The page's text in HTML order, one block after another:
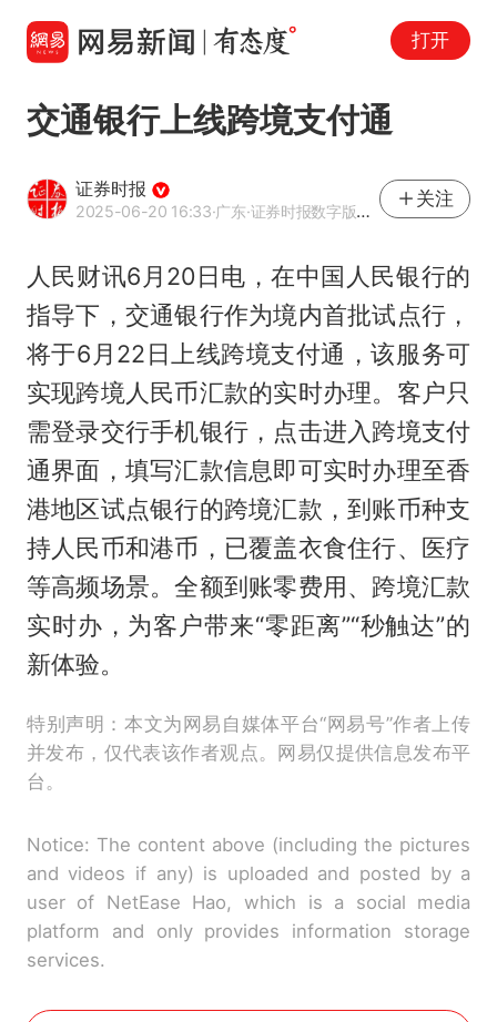
打开
交通银行上线跨境支付通
证券时报
2025-06-20 16:33·广东·证券时报数字版官方网易号
关注
人民财讯6月20日电，在中国人民银行的
指导下，交通银行作为境内首批试点行，
将于6月22日上线跨境支付通，该服务可
实现跨境人民币汇款的实时办理。客户只
需登录交行手机银行，点击进入跨境支付
通界面，填写汇款信息即可实时办理至香
港地区试点银行的跨境汇款，到账币种支
持人民币和港币，已覆盖衣食住行、医疗
等高频场景。全额到账零费用、跨境汇款
实时办，为客户带来“零距离”“秒触达”的
新体验。
特别声明：本文为网易自媒体平台“网易号”作者上传
并发布，仅代表该作者观点。网易仅提供信息发布平
台。
Notice: The content above (including the pictures
and videos if any) is uploaded and posted by a
user of NetEase Hao, which is a social media
platform and only provides information storage
services.